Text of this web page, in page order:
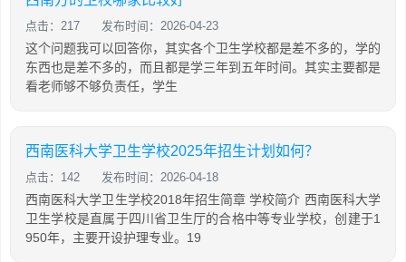
点击：217 发布时间：2026-04-23
这个问题我可以回答你，其实各个卫生学校都是差不多的，学的
东西也是差不多的，而且都是学三年到五年时间。其实主要都是
看老师够不够负责任，学生
西南医科大学卫生学校2025年招生计划如何？
点击：142 发布时间：2026-04-18
西南医科大学卫生学校2018年招生简章 学校简介 西南医科大学
卫生学校是直属于四川省卫生厅的合格中等专业学校，创建于1
950年，主要开设护理专业。19